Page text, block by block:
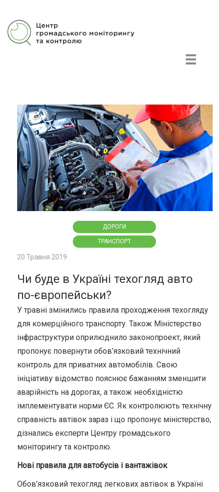
ДОРОГИ
ТРАНСПОРТ
20 Травня 2019
Чи буде в Україні техогляд авто
по-європейськи?
У травні змінились правила проходження техогляду
для комерційного транспорту. Також Міністерство
інфраструктури оприлюднило законопроект, який
пропонує повернути обов’язковий технічний
контроль для приватних автомобілів. Свою
ініціативу відомство пояснює бажанням зменшити
аварійність на дорогах, а також необхідністю
імплементувати норми ЄС. Як контролюють технічну
справність автівок зараз і що пропонує міністерство,
дізнались експерти Центру громадського
моніторингу та контролю.
Нові правила для автобусів і вантажівок
Обов’язковий техогляд легкових автівок в Україні